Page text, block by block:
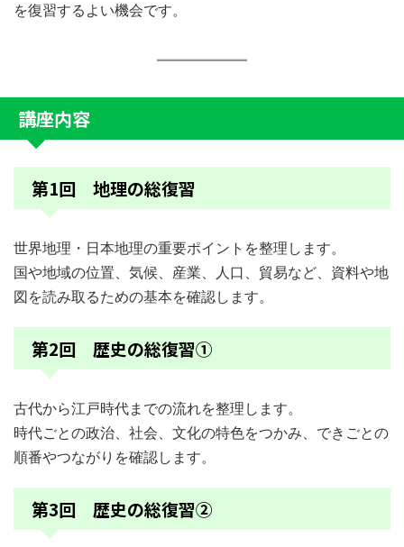
を復習するよい機会です。
講座内容
第1回 地理の総復習
世界地理・日本地理の重要ポイントを整理します。
国や地域の位置、気候、産業、人口、貿易など、資料や地
図を読み取るための基本を確認します。
第2回 歴史の総復習①
古代から江戸時代までの流れを整理します。
時代ごとの政治、社会、文化の特色をつかみ、できごとの
順番やつながりを確認します。
第3回 歴史の総復習②